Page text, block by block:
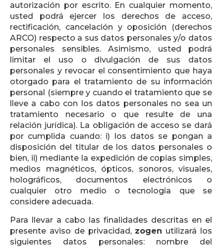
autorización por escrito. En cualquier momento,
usted podrá ejercer los derechos de acceso,
rectificación, cancelación y oposición (derechos
ARCO) respecto a sus datos personales y/o datos
personales sensibles. Asimismo, usted podrá
limitar el uso o divulgación de sus datos
personales y revocar el consentimiento que haya
otorgado para el tratamiento de su información
personal (siempre y cuando el tratamiento que se
lleve a cabo con los datos personales no sea un
tratamiento necesario o que resulte de una
relación jurídica). La obligación de acceso se dará
por cumplida cuando: i) los datos se pongan a
disposición del titular de los datos personales o
bien, ii) mediante la expedición de copias simples,
medios magnéticos, ópticos, sonoros, visuales,
holográficos, documentos electrónicos o
cualquier otro medio o tecnología que se
considere adecuada.
Para llevar a cabo las finalidades descritas en el
presente aviso de privacidad, zogen utilizará los
siguientes datos personales: nombre del